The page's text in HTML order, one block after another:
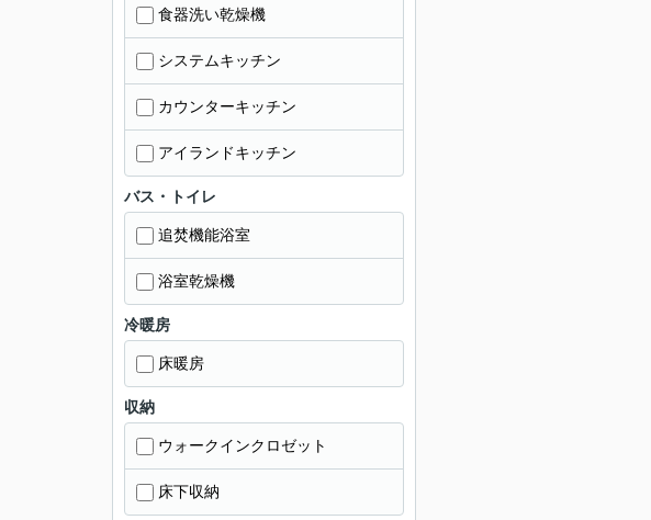
食器洗い乾燥機
システムキッチン
カウンターキッチン
アイランドキッチン
バス・トイレ
追焚機能浴室
浴室乾燥機
冷暖房
床暖房
収納
ウォークインクロゼット
床下収納